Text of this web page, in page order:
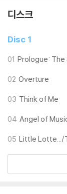
디스크
Disc 1
01 Prologue: The
02 Overture
03 Think of Me
04 Angel of
05 Little Lotte.../